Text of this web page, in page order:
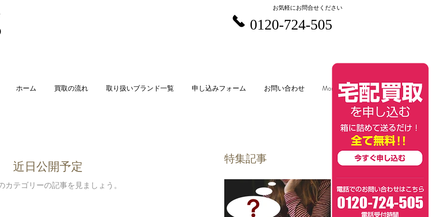
0120-724-505
お気軽にお問合せください
ホーム 買取の流れ 取り扱いブランド一覧 申し込みフォーム お問い合わせ More
近日公開予定
カテゴリーの記事を見ましょう。
特集記事